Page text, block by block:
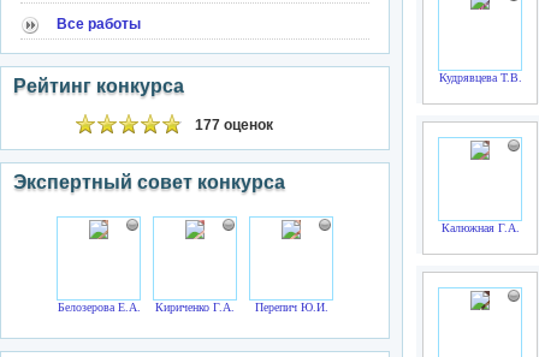
Все работы
Рейтинг конкурса
177 оценок
Экспертный совет конкурса
Белозерова Е.А. Кириченко Г.А. Перепич Ю.И.
Кудрявцева Т.В.
Калюжная Г.А.